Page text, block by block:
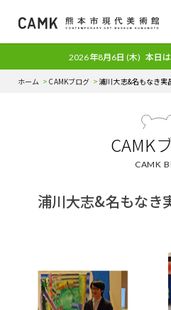
2026年8月6日 (木) 本日
ホーム CAMKブログ 浦川大志&名もなき実
CAMK
CAMK
浦川大志&名もなき